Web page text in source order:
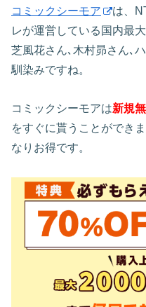
コミックシーモア
は、
レが運営している国内最
芝風花さん､木村昴さん､
馴染みですね。
コミックシーモアは新規
をすぐに貰うことができ
なりお得です。